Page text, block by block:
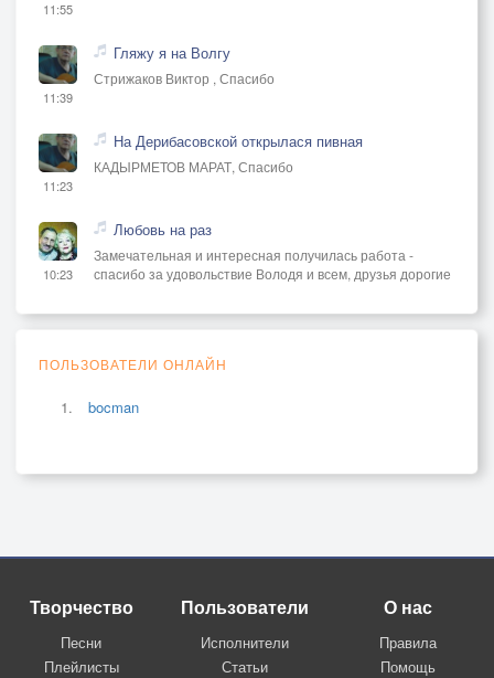
11:55
11:39
Гляжу я на Волгу
Стрижаков Виктор , Спасибо
11:23
На Дерибасовской открылася пивная
КАДЫРМЕТОВ МАРАТ, Спасибо
10:23
Любовь на раз
Замечательная и интересная получилась работа -
спасибо за удовольствие Володя и всем, друзья дорогие
ПОЛЬЗОВАТЕЛИ ОНЛАЙН
bocman
Творчество
Песни
Плейлисты
Пользователи
Исполнители
Статьи
О нас
Правила
Помощь